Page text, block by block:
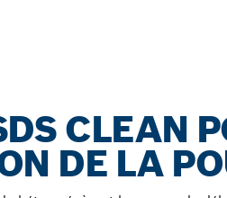
CLEAN
DE LA